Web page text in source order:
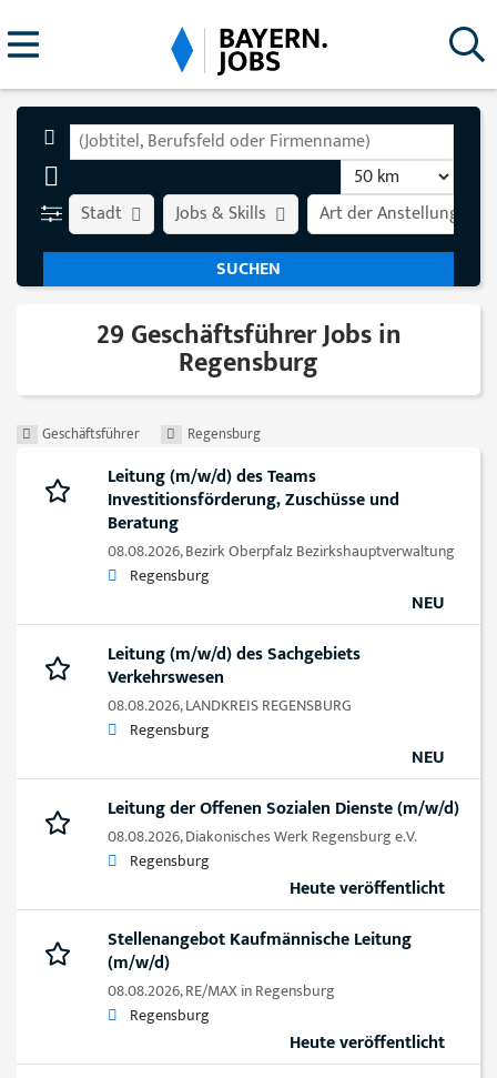
Stadt Art der Anstellung
Jobs & Skills
29 Geschäftsführer Jobs in
Regensburg
Geschäftsführer Regensburg
Leitung (m/w/d) des Teams
Investitionsförderung, Zuschüsse und
Beratung
08.08.2026,Bezirk Oberpfalz Bezirkshauptverwaltung
Regensburg
NEU
Leitung (m/w/d) des Sachgebiets
Verkehrswesen
08.08.2026,LANDKREIS REGENSBURG
Regensburg
NEU
Leitung der Offenen Sozialen Dienste (m/w/d)
08.08.2026,Diakonisches Werk Regensburg e.V.
Regensburg
Heute veröffentlicht
Stellenangebot Kaufmännische Leitung
(m/w/d)
08.08.2026,RE/MAX in Regensburg
Regensburg
Heute veröffentlicht